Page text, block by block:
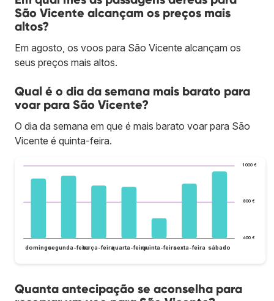
São Vicente alcançam os preços mais
altos?
Em agosto, os voos para São Vicente alcançam os
seus preços mais altos.
Qual é o dia da semana mais barato para
voar para São Vicente?
O dia da semana em que é mais barato voar para São
Vicente é quinta-feira.
600 €
800 €
1 000 €
domingosegunda-feiraterça-feiraquarta-feiraquinta-feirasexta-feira sábado
Quanta antecipação se aconselha para